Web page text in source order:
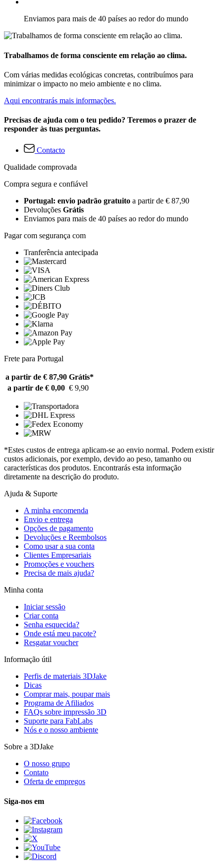
Enviamos para mais de 40 países ao redor do mundo
Trabalhamos de forma consciente em relação ao clima.
Com várias medidas ecológicas concretas, contribuímos para
minimizar o impacto no meio ambiente e no clima.
Aqui encontrarás mais informações.
Precisas de ajuda com o teu pedido? Teremos o prazer de
responder às tuas perguntas.
Contacto
Qualidade comprovada
Compra segura e confiável
Portugal: envio padrão gratuito a partir de € 87,90
Devoluções Grátis
Enviamos para mais de 40 países ao redor do mundo
Pagar com segurança com
Tranferência antecipada
Frete para Portugal
a partir de € 87,90 Grátis*
a partir de € 0,00 € 9,90
*Estes custos de entrega aplicam-se ao envio normal. Podem existir
custos adicionais, por exemplo, devido ao peso, tamanho ou
características dos produtos. Encontrarás esta informação
diretamente na descrição do produto.
Ajuda & Suporte
A minha encomenda
Envio e entrega
Opções de pagamento
Devoluções e Reembolsos
Como usar a sua conta
Clientes Empresariais
Promoções e vouchers
Precisa de mais ajuda?
Minha conta
Iniciar sessão
Criar conta
Senha esquecida?
Onde está meu pacote?
Resgatar voucher
Informação útil
Perfis de materiais 3DJake
Dicas
Comprar mais, poupar mais
Programa de Afiliados
FAQs sobre impressão 3D
Suporte para FabLabs
Nós e o nosso ambiente
Sobre a 3DJake
O nosso grupo
Contato
Oferta de empregos
Siga-nos em